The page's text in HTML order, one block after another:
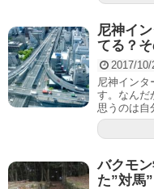
尼神イ
てる？
2017/10/
尼神インタ
す。なんだ
思うのは自
バクモ
た”対馬